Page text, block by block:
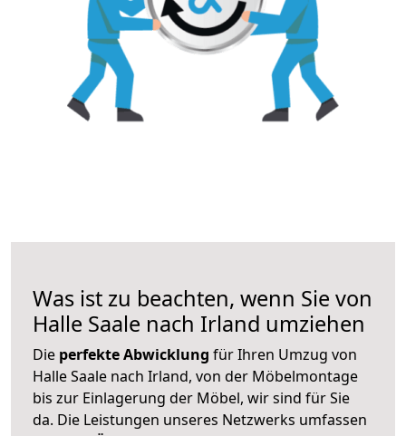
Was ist zu beachten, wenn Sie von
Halle Saale nach Irland umziehen
Die perfekte Abwicklung für Ihren Umzug von
Halle Saale nach Irland, von der Möbelmontage
bis zur Einlagerung der Möbel, wir sind für Sie
da. Die Leistungen unseres Netzwerks umfassen